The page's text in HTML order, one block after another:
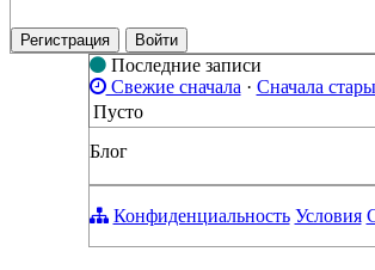
Регистрация Войти
Последние записи
Свежие сначала · Сначала
Пусто
Блог
Конфиденциальность Условия